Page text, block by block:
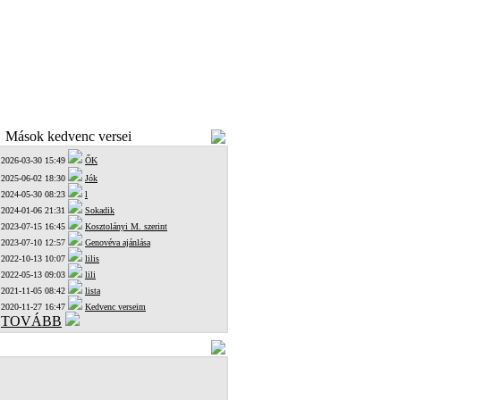
Mások kedvenc versei
2026-03-30 15:49
ŐK
2025-06-02 18:30
Jók
2024-05-30 08:23
l
2024-01-06 21:31
Sokadik
2023-07-15 16:45
Kosztolányi M. szerint
2023-07-10 12:57
Genovéva ajánlása
2022-10-13 10:07
lilis
2022-05-13 09:03
lili
2021-11-05 08:42
lista
2020-11-27 16:47
Kedvenc verseim
TOVÁBB